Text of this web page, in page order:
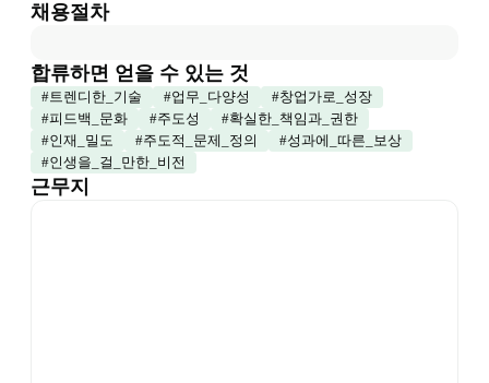
채용절차
합류하면 얻을 수 있는 것
#트렌디한_기술 #업무_다양성 #창업가로_성장
#피드백_문화 #주도성 #확실한_책임과_권한
#인재_밀도 #주도적_문제_정의 #성과에_따른_보상
#인생을_걸_만한_비전
근무지